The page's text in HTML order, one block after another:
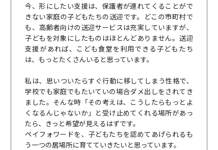
今、形にしたい支援は、保護者が連れてくることがで
きない家庭の子どもたちの送迎です。どこの市町村で
も、高齢者向けの送迎サービスは充実していますが、
子どもを対象にしたものはほとんどありません。送迎
支援があれば、こども食堂を利用できる子どもたち
は、もっとたくさんいると思っています。
私は、思いついたらすぐ行動に移してしまう性格で、
学校でも家庭でもたいていの場合ダメ出しをされてき
ました。そんな時「その考えは、こうしたらもっとよ
くなるんじゃないか」と受け止めてくれる場所があっ
たら、きっと希望が見えるはずです。
ペイフォワードを、子どもたちを認めてあげられるも
う一つの居場所に育てていきたいと思っています。